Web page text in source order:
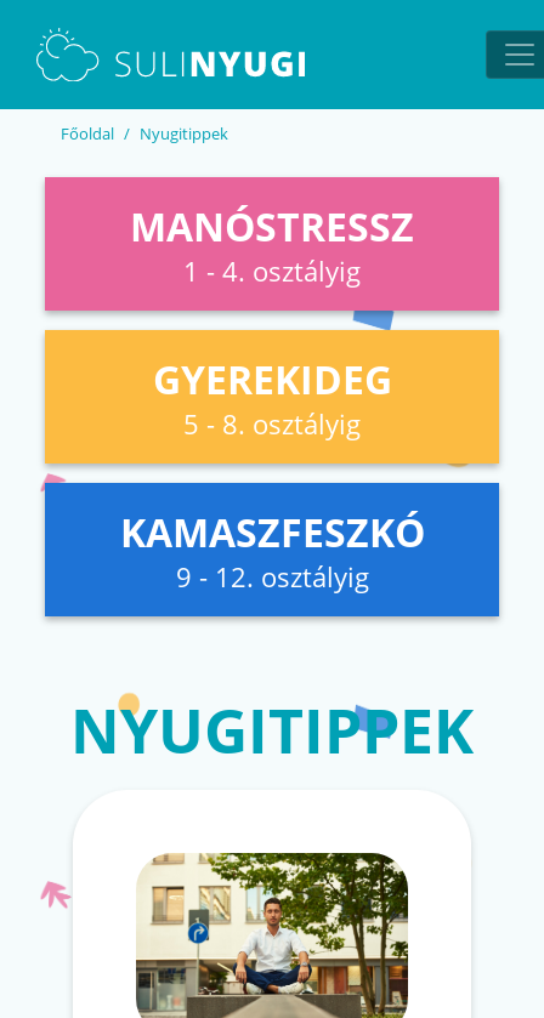
Főoldal Nyugitippek
MANÓSTRESSZ
1 - 4. osztályig
GYEREKIDEG
5 - 8. osztályig
KAMASZFESZKÓ
9 - 12. osztályig
NYUGITIPPEK